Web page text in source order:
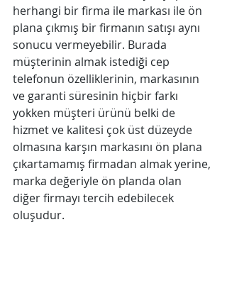
herhangi bir firma ile markası ile ön
plana çıkmış bir firmanın satışı aynı
sonucu vermeyebilir. Burada
müşterinin almak istediği cep
telefonun özelliklerinin, markasının
ve garanti süresinin hiçbir farkı
yokken müşteri ürünü belki de
hizmet ve kalitesi çok üst düzeyde
olmasına karşın markasını ön plana
çıkartamamış firmadan almak yerine,
marka değeriyle ön planda olan
diğer firmayı tercih edebilecek
oluşudur.